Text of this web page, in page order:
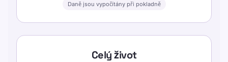
Daně jsou vypočítány při pokladně
Celý život